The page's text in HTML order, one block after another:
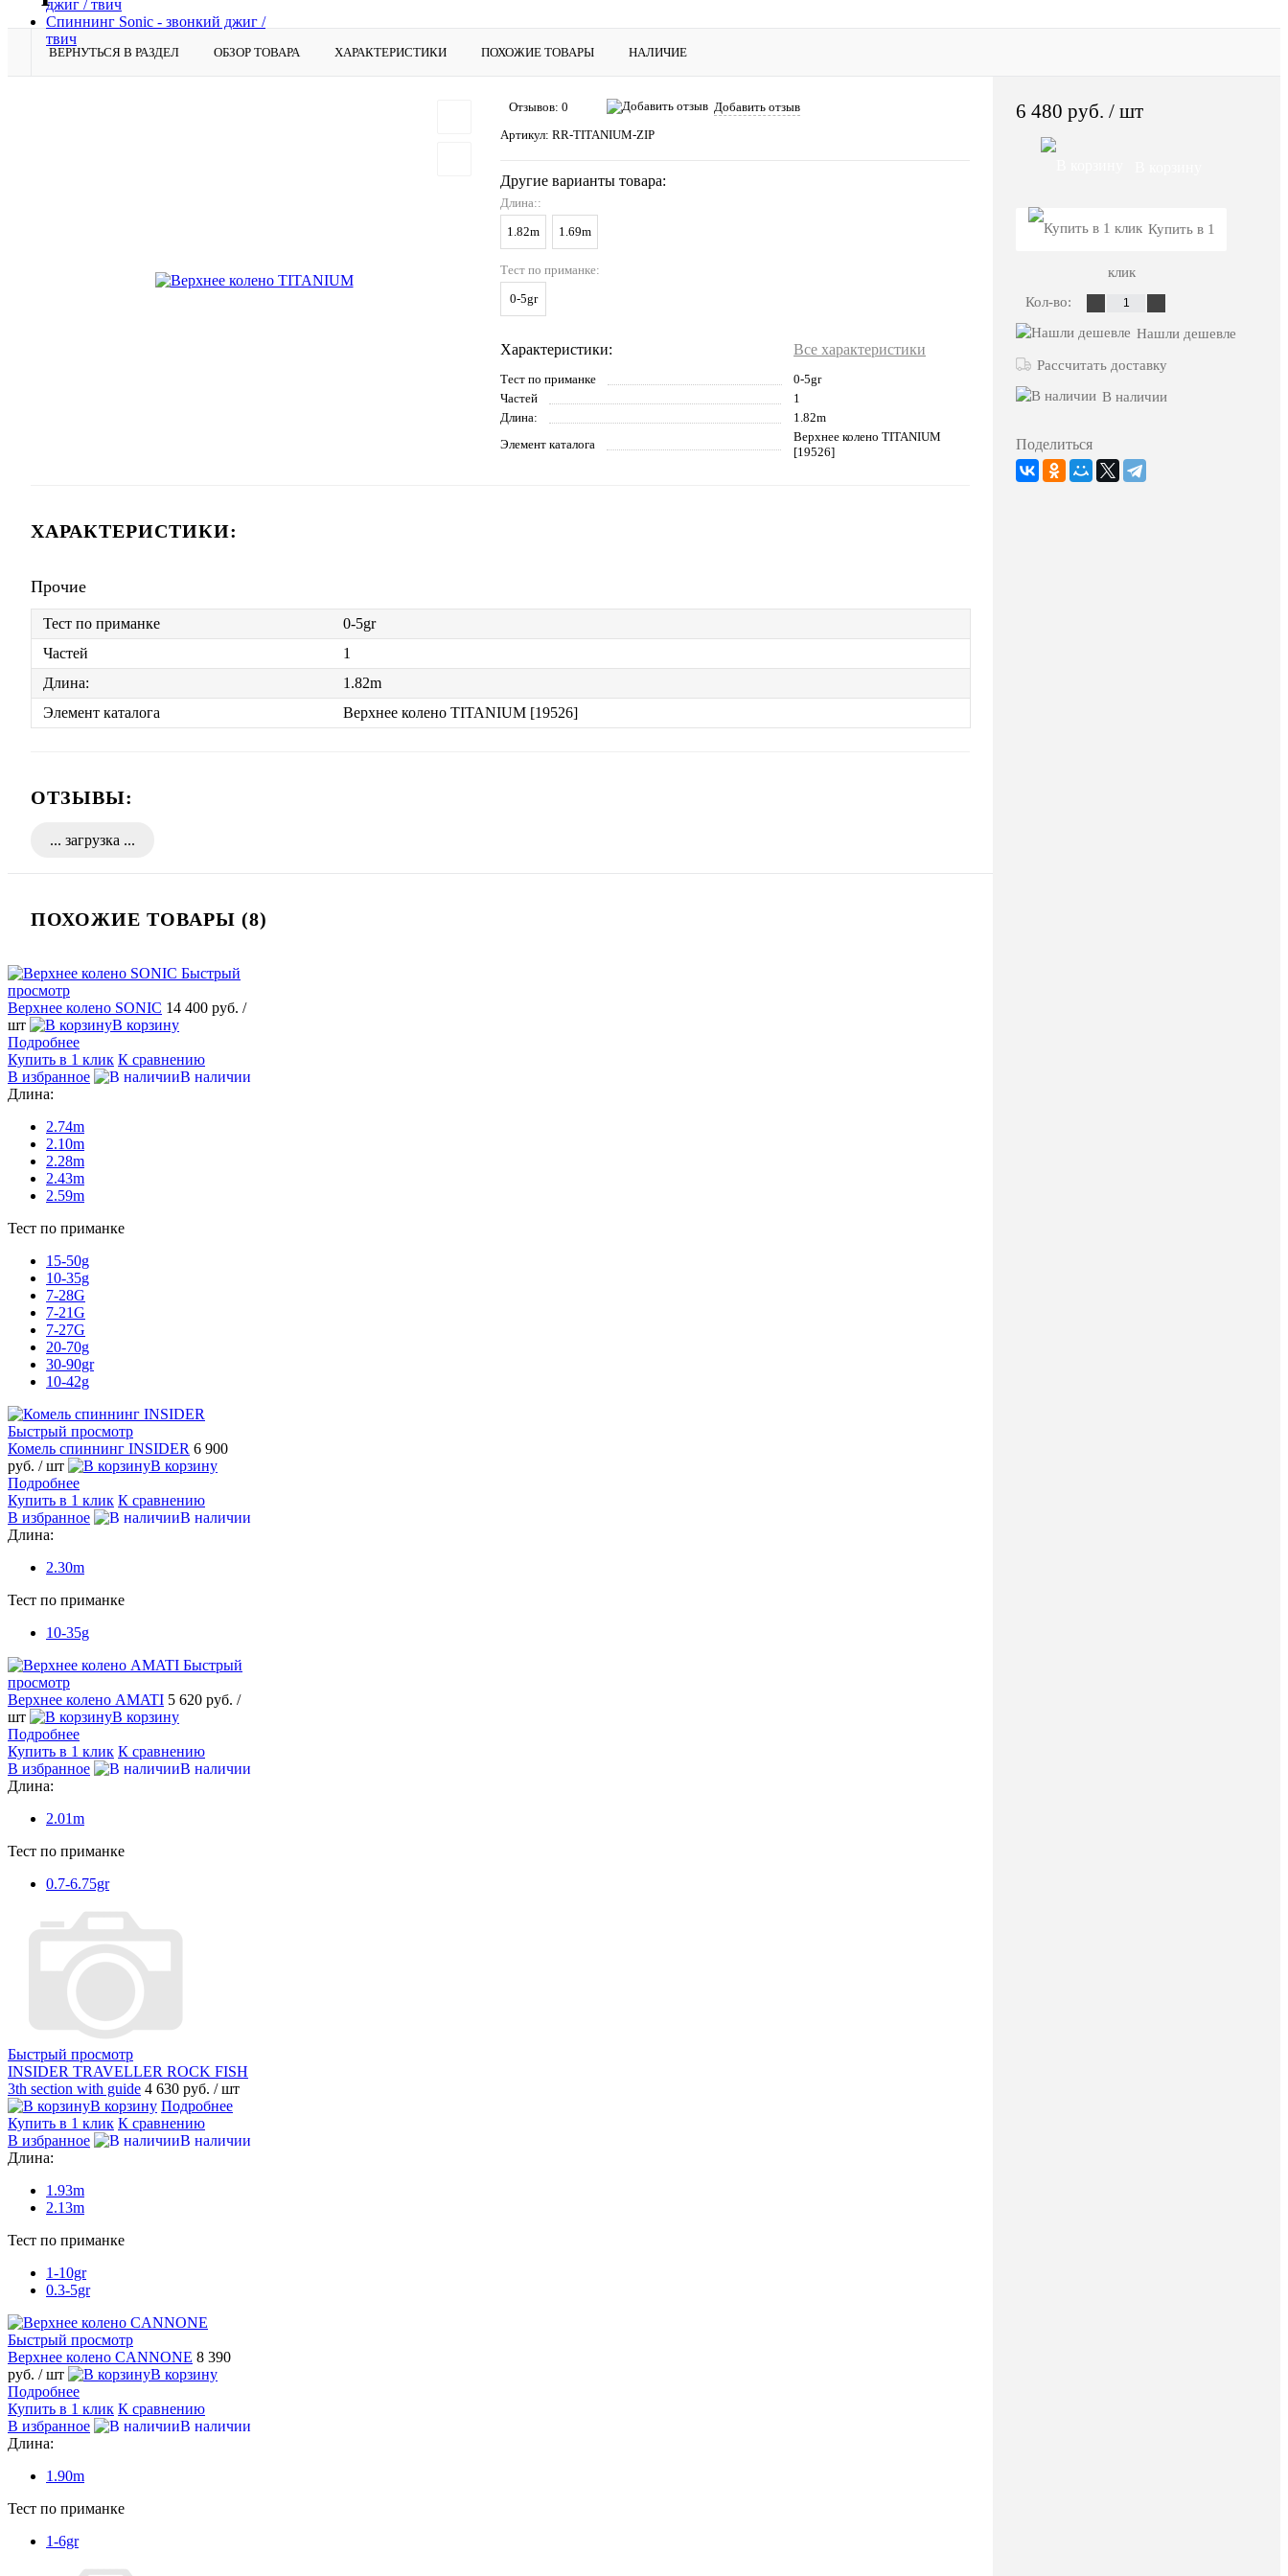
джиг / твич
Спиннинг Sonic - звонкий джиг /
твич
ВЕРНУТЬСЯ В РАЗДЕЛ ОБЗОР ТОВАРА ХАРАКТЕРИСТИКИ ПОХОЖИЕ ТОВАРЫ НАЛИЧИЕ
Отзывов: 0
Добавить отзыв
Артикул: RR-TITANIUM-ZIP
Другие варианты товара:
Длина::
1.82m
1.69m
Тест по приманке:
0-5gr
Характеристики: Все характеристики
Тест по приманке
0-5gr
Частей
1
Длина:
1.82m
Элемент каталога
Верхнее колено TITANIUM
[19526]
ХАРАКТЕРИСТИКИ:
Прочие
Тест по приманке
0-5gr
Частей
1
Длина:
1.82m
Элемент каталога
Верхнее колено TITANIUM [19526]
ОТЗЫВЫ:
ПОХОЖИЕ ТОВАРЫ (8)
Быстрый
просмотр
Верхнее колено SONIC 14 400 руб. /
шт
В корзину
Подробнее
Купить в 1 клик К сравнению
В избранное
В наличии
Длина:
2.74m
2.10m
2.28m
2.43m
2.59m
Тест по приманке
15-50g
10-35g
7-28G
7-21G
7-27G
20-70g
30-90gr
10-42g
Быстрый просмотр
Комель спиннинг INSIDER 6 900
руб. / шт
В корзину
Подробнее
Купить в 1 клик К сравнению
В избранное
В наличии
Длина:
2.30m
Тест по приманке
10-35g
Быстрый
просмотр
Верхнее колено AMATI 5 620 руб. /
шт
В корзину
Подробнее
Купить в 1 клик К сравнению
В избранное
В наличии
Длина:
2.01m
Тест по приманке
0.7-6.75gr
Быстрый просмотр
INSIDER TRAVELLER ROCK FISH
3th section with guide 4 630 руб. / шт
В корзину Подробнее
Купить в 1 клик К сравнению
В избранное
В наличии
Длина:
1.93m
2.13m
Тест по приманке
1-10gr
0.3-5gr
Быстрый просмотр
Верхнее колено CANNONE 8 390
руб. / шт
В корзину
Подробнее
Купить в 1 клик К сравнению
В избранное
В наличии
Длина:
1.90m
Тест по приманке
1-6gr
6 480 руб. / шт
Купить в 1
клик
Кол-во:
Нашли дешевле
Рассчитать доставку
В наличии
Поделиться